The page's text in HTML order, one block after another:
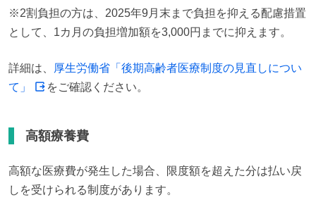
※2割負担の方は、2025年9月末まで負担を抑える配慮措置
として、1カ月の負担増加額を3,000円までに抑えます。
詳細は、
厚生労働省「後期高齢者医療制度の見直しについ
て」
をご確認ください。
高額療養費
高額な医療費が発生した場合、限度額を超えた分は払い戻
しを受けられる制度があります。